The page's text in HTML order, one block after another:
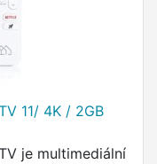
11/ 4K / 2GB
je multimediální